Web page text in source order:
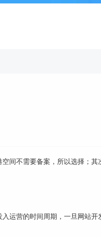
不需要备案，所以选择；其
营的时间周期，一旦网站开